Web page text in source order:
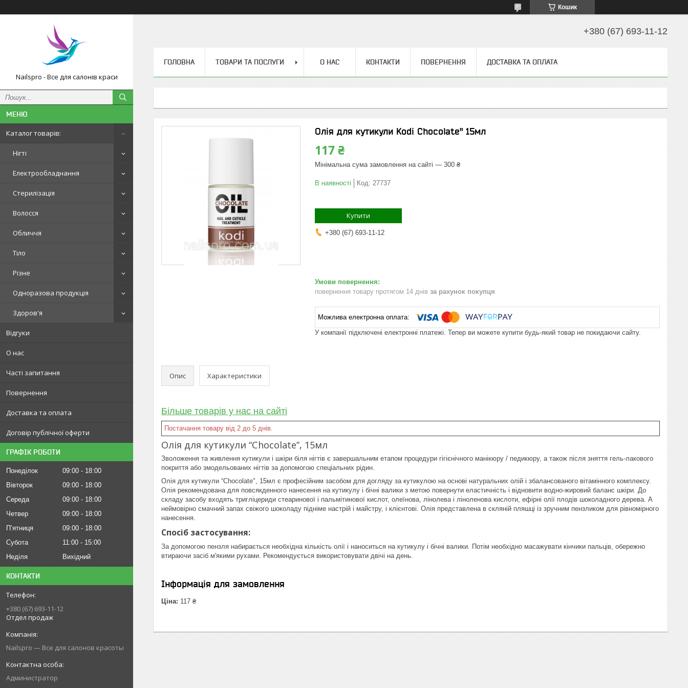
Кошик
Nailspro - Все для салонів краси
Каталог товарів:
Нігті
Електрообладнання
Стерилізація
Волосся
Обличчя
Тіло
Різне
Одноразова продукція
Здоров'я
Відгуки
О нас
Часті запитання
Повернення
Доставка та оплата
Договір публічної оферти
ГРАФІК РОБОТИ
Понеділок 09:00
18:00
Вівторок
09:00
18:00
Середа
09:00
18:00
Четвер
09:00
18:00
Пʼятниця
09:00
18:00
Субота
11:00
15:00
Неділя
Вихідний
КОНТАКТИ
+380 (67) 693-11-12
Отдел продаж
Nailspro — Все для салонов красоты
Администратор
+380 (67) 693-11-12
ГОЛОВНА ТОВАРИ ТА ПОСЛУГИ О НАС КОНТАКТИ ПОВЕРНЕННЯ ДОСТАВКА ТА ОПЛАТА
Олія для кутикули Kodi Chocolate" 15мл
117 ₴
Мінімальна сума замовлення на сайті — 300 ₴
В наявності Код: 27737
Купити
+380 (67) 693-11-12
повернення товару протягом 14 днів за рахунок покупця
У компанії підключені електронні платежі. Тепер ви можете купити будь-який товар не покидаючи сайту.
Опис Характеристики
Більше товарів у нас на сайті
Постачання товару від 2 до 5 днів.
Олія для кутикули “Chocolate”, 15мл
Зволоження та живлення кутикули і шкіри біля нігтів є завершальним етапом процедури гігієнічного манікюру / педикюру, а також після зняття гель-лакового
покриття або змодельованих нігтів за допомогою спеціальних рідин.
Олія для кутикули “Chocolate", 15мл є професійним засобом для догляду за кутикулою на основі натуральних олій і збалансованого вітамінного комплексу.
Олія рекомендована для повсякденного нанесення на кутикулу і бічні валики з метою повернути еластичність і відновити водно-жировий баланс шкіри. До
складу засобу входять тригліцериди стеаринової і пальмітинової кислот, олеїнова, лінолева і ліноленова кислоти, ефірні олії плодів шоколадного дерева. А
неймовірно смачний запах свіжого шоколаду підніме настрій і майстру, і клієнтові. Олія представлена в скляній пляшці із зручним пензликом для рівномірного
нанесення.
Спосіб застосування:
За допомогою пензля набирається необхідна кількість олії і наноситься на кутикулу і бічні валики. Потім необхідно масажувати кінчики пальців, обережно
втираючи засіб м'якими рухами. Рекомендується використовувати двічі на день.
Інформація для замовлення
Ціна: 117 ₴